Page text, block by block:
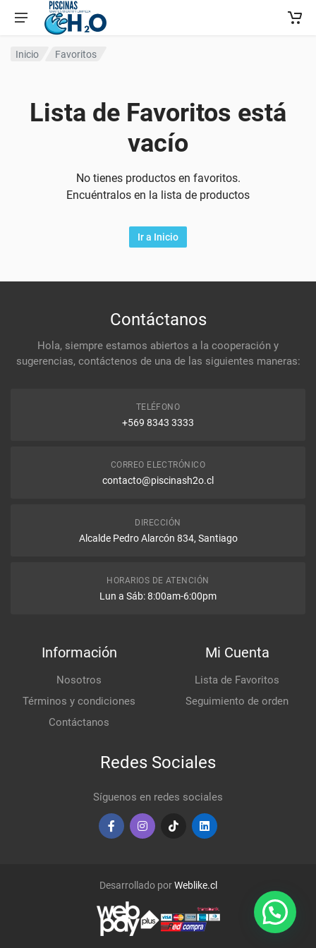
Inicio Favoritos
Lista de Favoritos está
vacío
No tienes productos en favoritos.
Encuéntralos en la lista de productos
Ir a Inicio
Contáctanos
Hola, siempre estamos abiertos a la cooperación y
sugerencias, contáctenos de una de las siguientes maneras:
TELÉFONO
+569 8343 3333
CORREO ELECTRÓNICO
contacto@piscinash2o.cl
DIRECCIÓN
Alcalde Pedro Alarcón 834, Santiago
HORARIOS DE ATENCIÓN
Lun a Sáb: 8:00am-6:00pm
Información
Nosotros
Términos y condiciones
Contáctanos
Mi Cuenta
Lista de Favoritos
Seguimiento de orden
Redes Sociales
Síguenos en redes sociales
Desarrollado porWeblike.cl